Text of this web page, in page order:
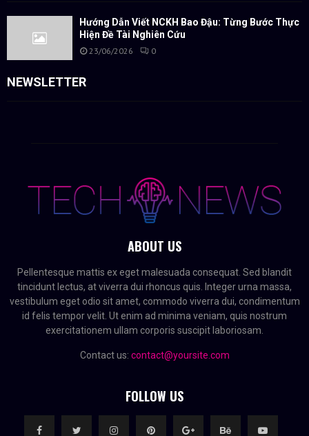
Hướng Dẫn Viết NCKH Bao Đậu: Từng Bước Thực
Hiện Đề Tài Nghiên Cứu
23/06/2026 0
NEWSLETTER
ABOUT US
Pellentesque mattis ex eget malesuada consequat. Sed blandit
tincidunt lectus, at viverra dui rhoncus quis. Integer urna massa,
vestibulum eget odio sit amet, commodo viverra dui, condimentum
id felis tempor velit. Ut enim ad minima veniam, quis nostrum
exercitationem ullam corporis suscipit laboriosam.
Contact us: contact@yoursite.com
FOLLOW US